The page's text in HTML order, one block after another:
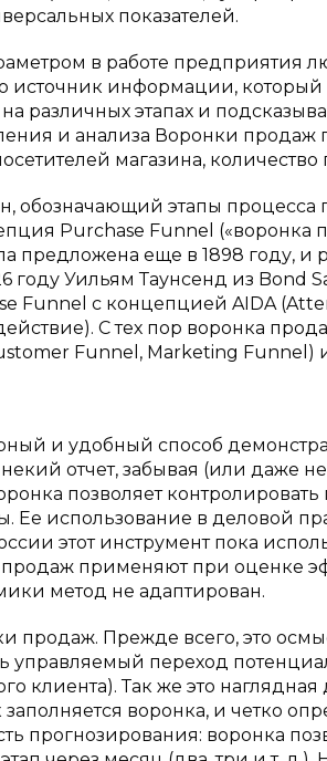
показателей.
в работе предприятия
источник информации, который
различных этапах и
и анализа Воронки продаж
магазина,
обозначающий этапы процесса
Purchase Funnel («воронка
предложена еще в 1898 году, и
году Уильям Таунсенд из Bond
Funnel с концепцией AIDA
С тех пор воронка
Funnel, Marketing Funnel)
и удобный способ
отчет, забывая (или даже
позволяет
Ее использование в деловой
этот инструмент пока
применяют при оценке
метод не адаптирован.
продаж. Прежде всего, это
управляемый переход
клиента). Так же это
воронка, и четко
прогнозирования: воронка